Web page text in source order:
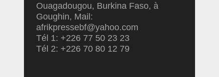
Ouagadougou, Burkina Faso, à
Goughin, Mail:
afrikpressebf@yahoo.com
Tél 1: +226 77 50 23 23
Tél 2: +226 70 80 12 79